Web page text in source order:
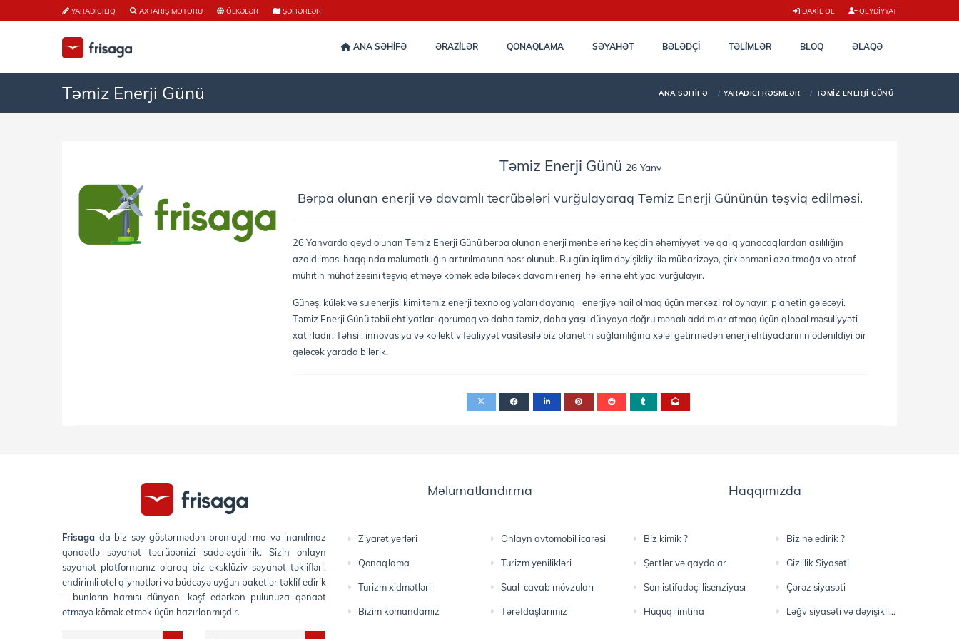
YARADICILIQ AXTARIŞ MOTORU ÖLKƏLƏR ŞƏHƏRLƏR DAXIL OL QEYDIYYAT
ANA SƏHİFƏ ƏRAZİLƏR QONAQLAMA SƏYAHƏT BƏLƏDÇI TƏLİMLƏR BLOQ ƏLAQƏ
Təmiz Enerji Günü ANA SƏHIFƏ YARADICI RƏSMLƏR TƏMIZ ENERJI GÜNÜ
Təmiz Enerji Günü 26 Yanv
Bərpa olunan enerji və davamlı təcrübələri vurğulayaraq Təmiz Enerji Gününün təşviq edilməsi.
26 Yanvarda qeyd olunan Təmiz Enerji Günü bərpa olunan enerji mənbələrinə keçidin əhəmiyyəti və qalıq yanacaqlardan asılılığın
azaldılması haqqında məlumatlılığın artırılmasına həsr olunub. Bu gün iqlim dəyişikliyi ilə mübarizəyə, çirklənməni azaltmağa və ətraf
mühitin mühafizəsini təşviq etməyə kömək edə biləcək davamlı enerji həllərinə ehtiyacı vurğulayır.
Günəş, külək və su enerjisi kimi təmiz enerji texnologiyaları dayanıqlı enerjiyə nail olmaq üçün mərkəzi rol oynayır. planetin gələcəyi.
Təmiz Enerji Günü təbii ehtiyatları qorumaq və daha təmiz, daha yaşıl dünyaya doğru mənalı addımlar atmaq üçün qlobal məsuliyyəti
xatırladır. Təhsil, innovasiya və kollektiv fəaliyyət vasitəsilə biz planetin sağlamlığına xələl gətirmədən enerji ehtiyaclarının ödənildiyi bir
gələcək yarada bilərik.
Frisaga-da biz səy göstərmədən bronlaşdırma və inanılmaz
qənaətlə səyahət təcrübənizi sadələşdiririk. Sizin onlayn
səyahət platformanız olaraq biz eksklüziv səyahət təklifləri,
endirimli otel qiymətləri və büdcəyə uyğun paketlər təklif edirik
– bunların hamısı dünyanı kəşf edərkən pulunuza qənaət
etməyə kömək etmək üçün hazırlanmışdır.
Məlumatlandırma
Ziyarət yerləri Onlayn avtomobil icarəsi
Qonaqlama Turizm yenilikləri
Turizm xidmətləri Sual-cavab mövzuları
Bizim komandamız Tərəfdaşlarımız
Haqqımızda
Biz kimik ? Biz nə edirik ?
Şərtlər və qaydalar Gizlilik Siyasəti
Son istifadəçi lisenziyası Çərəz siyasəti
Hüquqi imtina Ləğv siyasəti və dəyişikliklər